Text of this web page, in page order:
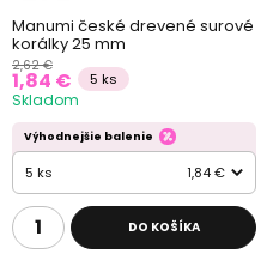
Manumi české drevené surové
korálky 25 mm
2,62 €
1,84 € 5 ks
Skladom
Výhodnejšie balenie
5 ks 1,84 €
DO KOŠÍKA